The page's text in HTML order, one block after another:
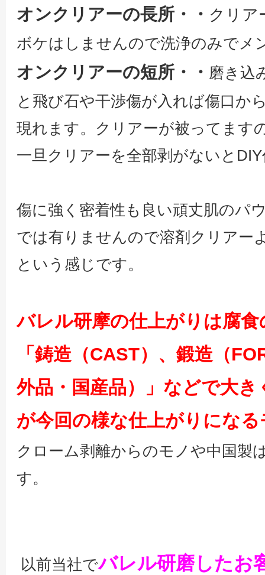
オンクリアーの長所・・ クリア
ボケはしませんので洗浄のみでメ
オンクリアーの短所・・ 磨き込
と飛び石や干渉傷が入れば傷口か
現れます。クリアーが被ってます
一旦クリアーを全部剥がないと
傷に強く密着性も良い頑丈肌のパ
では有りませんので溶剤クリアー
という感じです。
バレル研摩の仕上がりは腐
「鋳造（CAST）、鍛造（
外品・国産品）」などで大
が今回の様な仕上がりにな
クローム剥離からのモノや中国製
す。
以前当社でバレル研磨したお